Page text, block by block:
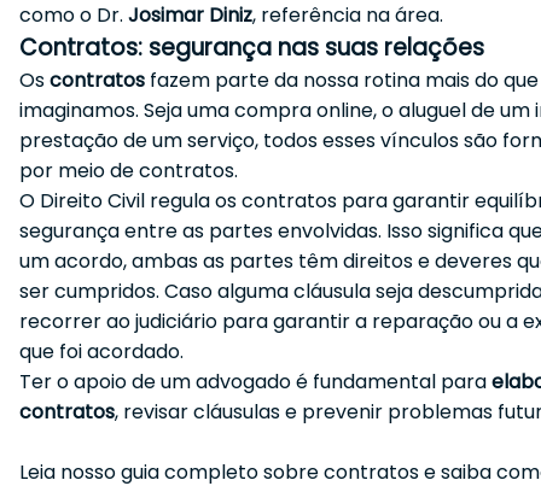
como o Dr. Josimar Diniz, referência na área.
Contratos: segurança nas suas relações
Oscontratos fazem parte da nossa rotina mais do que
imaginamos. Seja uma compra online, o aluguel de um
prestação de um serviço, todos esses vínculos são
por meio de contratos.
O Direito Civil regula os contratos para garantir
segurança entre as partes envolvidas. Isso significa
um acordo, ambas as partes têm direitos e deveres
ser cumpridos. Caso alguma cláusula seja
recorrer ao judiciário para garantir a reparação ou a
que foi acordado.
Ter o apoio de um advogado é fundamental para
contratos, revisar cláusulas e prevenir problemas
Leia nosso guia completo sobre contratos e saiba